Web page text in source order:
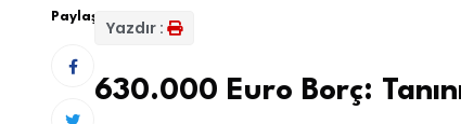
Paylaş:
Yazdır :
630.000 Euro Borç: